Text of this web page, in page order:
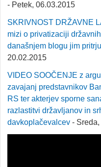
- Petek, 06.03.2015
SKRIVNOST DRŽAVNE
mizi o privatizaciji
današnjem blogu jim
20.02.2015
VIDEO SOOČENJE z
zavajanj predstavnikov
RS ter akterjev sporne
razlastitvi državljanov in
davkoplačevalcev -